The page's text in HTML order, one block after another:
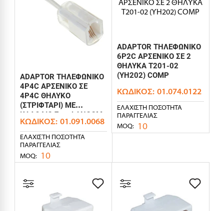
ADAPTOR ΤΗΛΕΦΩΝΙΚΟ
4P4C ΑΡΣΕΝΙΚΟ ΣΕ
4P4C ΘΗΛΥΚΟ
(ΣΤΡΙΦΤΑΡΙ) ΜΕ
ΚΑΛΩΔΙΟ 7cm LANCOM
ΚΩΔΙΚΌΣ: 01.091.0068
ΕΛΆΧΙΣΤΗ ΠΟΣΌΤΗΤΑ
ΠΑΡΑΓΓΕΛΊΑΣ
MOQ: 10
ADAPTOR ΤΗΛΕΦΩΝΙΚΟ
6P2C ΑΡΣΕΝΙΚΟ ΣΕ 2
ΘΗΛΥΚΑ Τ201-02
(ΥΗ202) COMP
ΚΩΔΙΚΌΣ: 01.074.0122
ΕΛΆΧΙΣΤΗ ΠΟΣΌΤΗΤΑ
ΠΑΡΑΓΓΕΛΊΑΣ
MOQ: 10